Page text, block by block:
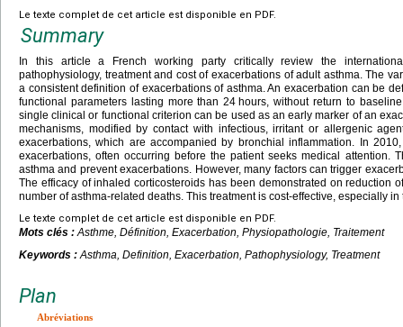
Le texte complet de cet article est disponible en PDF.
Summary
In this article a French working party critically review the
pathophysiology, treatment and cost of exacerbations of adult asthma. The
a consistent definition of exacerbations of asthma. An exacerbation can be
functional parameters lasting more than 24 hours, without return to
single clinical or functional criterion can be used as an early marker of an
mechanisms, modified by contact with infectious, irritant or allergenic
exacerbations, which are accompanied by bronchial inflammation. In
exacerbations, often occurring before the patient seeks medical attention.
asthma and prevent exacerbations. However, many factors can trigger
The efficacy of inhaled corticosteroids has been demonstrated on reduction
number of asthma-related deaths. This treatment is cost-effective, especially
Le texte complet de cet article est disponible en PDF.
Mots clés : Asthme, Définition, Exacerbation, Physiopathologie, Traitement
Keywords : Asthma, Definition, Exacerbation, Pathophysiology, Treatment
Plan
Abréviations